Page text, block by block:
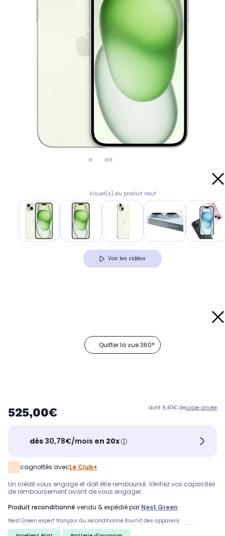
Visuel(s) du produit neuf
Voir les vidéos
Quitter la vue 360°
525,00€ dont 8,40€ decopie privée
dès 30,78€/mois en 20x
cagnottés avecLe Club+
Un crédit vous engage et doit être remboursé. Vérifiez vos capacités
de remboursement avant de vous engager.
produit reconditionné vendu & expédié par Nest Green
Nest Green expert français du reconditionné fournit des appareils
reconditionnés de qualité vous propose ce smartphone en excellent état